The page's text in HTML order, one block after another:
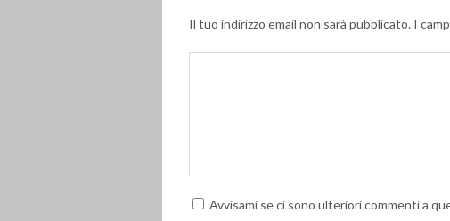
Il tuo indirizzo email non sarà pubblicato. I
Avvisami se ci sono ulteriori commenti a